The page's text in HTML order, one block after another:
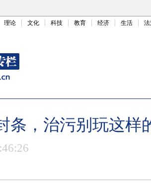
理论 文化 科技 教育 经济 生活
条，治污别玩这样